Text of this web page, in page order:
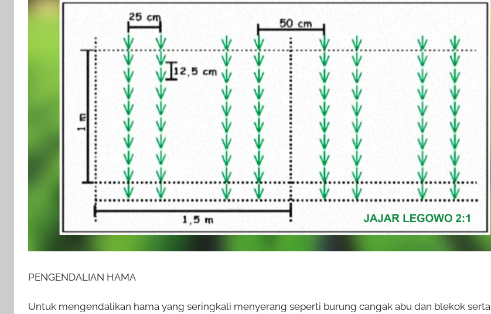
PENGENDALIAN HAMA
Untuk mengendalikan hama yang seringkali menyerang seperti burung cangak abu dan blekok serta